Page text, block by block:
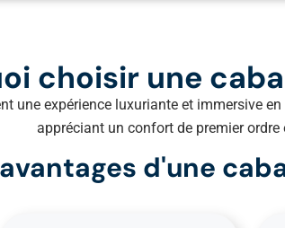
choisir une
une expérience luxuriante et immersive
appréciant un confort de premier
d'une